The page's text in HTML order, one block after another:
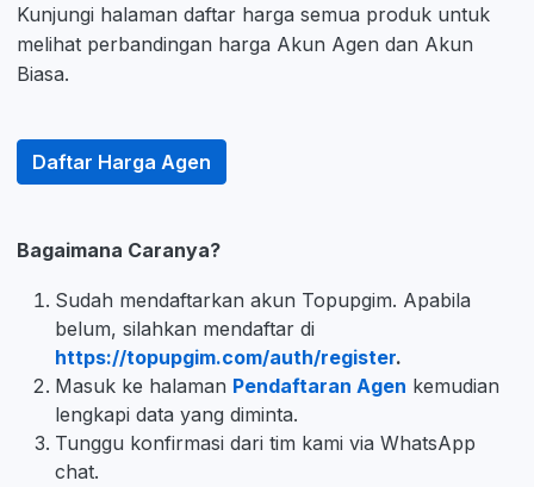
Kunjungi halaman daftar harga semua produk untuk
melihat perbandingan harga Akun Agen dan Akun
Biasa.
Daftar Harga Agen
Bagaimana Caranya?
Sudah mendaftarkan akun Topupgim. Apabila
belum, silahkan mendaftar di
https://topupgim.com/auth/register.
Masuk ke halaman Pendaftaran Agen kemudian
lengkapi data yang diminta.
Tunggu konfirmasi dari tim kami via WhatsApp
chat.